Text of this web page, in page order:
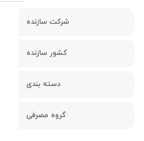
شرکت سازنده
کشور سازنده
دسته بندی
گروه مصرفی